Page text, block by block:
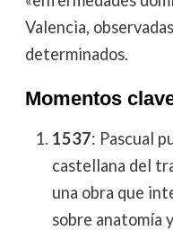
Valencia,
determinados.
Momentos
1537: Pascual
castellana del
una obra que
sobre anatomía